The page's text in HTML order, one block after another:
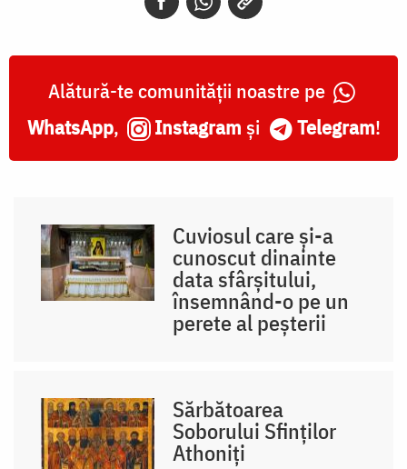
Alătură-te comunității noastre pe
WhatsApp, Instagram și Telegram!
Cuviosul care și-a
cunoscut dinainte
data sfârșitului,
însemnând-o pe un
perete al peșterii
Sărbătoarea
Soborului Sfinților
Athoniți